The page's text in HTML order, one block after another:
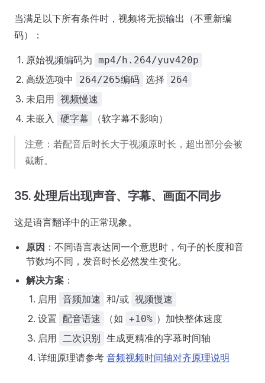
当满足以下所有条件时，视频将无损输出（不重新编
码）：
原始视频编码为 mp4/h.264/yuv420p
高级选项中 264/265编码 选择 264
未启用 视频慢速
未嵌入 硬字幕 （软字幕不影响）
注意：若配音后时长大于视频原时长，超出部分会被
截断。
35. 处理后出现声音、字幕、画面不同步
这是语言翻译中的正常现象。
原因 ：不同语言表达同一个意思时，句子的长度和音
节数均不同，发音时长必然发生变化。
解决方案 ：
启用 音频加速 和/或 视频慢速
设置 配音语速 （如 +10% ）加快整体速度
启用 二次识别 生成更精准的字幕时间轴
详细原理请参考 音频视频时间轴对齐原理说明